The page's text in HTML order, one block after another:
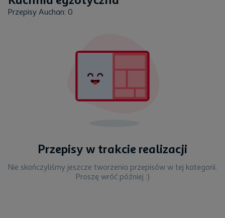
Przepisy Auchan: 0
Przepisy w trakcie realizacji
Nie skończyliśmy jeszcze tworzenia przepisów w tej kategorii.
Proszę wróć później :)